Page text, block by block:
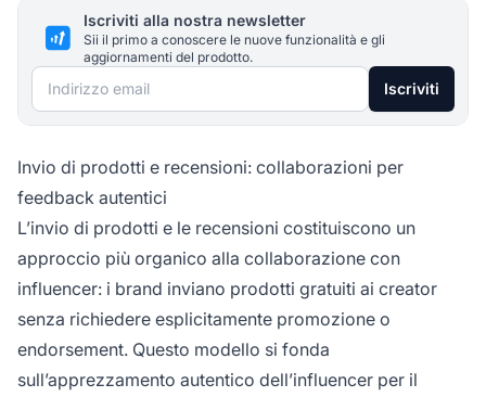
Iscriviti alla nostra newsletter
Sii il primo a conoscere le nuove funzionalità e gli
aggiornamenti del prodotto.
Indirizzo email Iscriviti
Invio di prodotti e recensioni: collaborazioni per
feedback autentici
L’invio di prodotti e le recensioni costituiscono un
approccio più organico alla collaborazione con
influencer: i brand inviano prodotti gratuiti ai creator
senza richiedere esplicitamente promozione o
endorsement. Questo modello si fonda
sull’apprezzamento autentico dell’influencer per il